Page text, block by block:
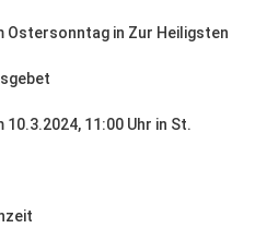
in Zur Heiligsten
11:00 Uhr in St.